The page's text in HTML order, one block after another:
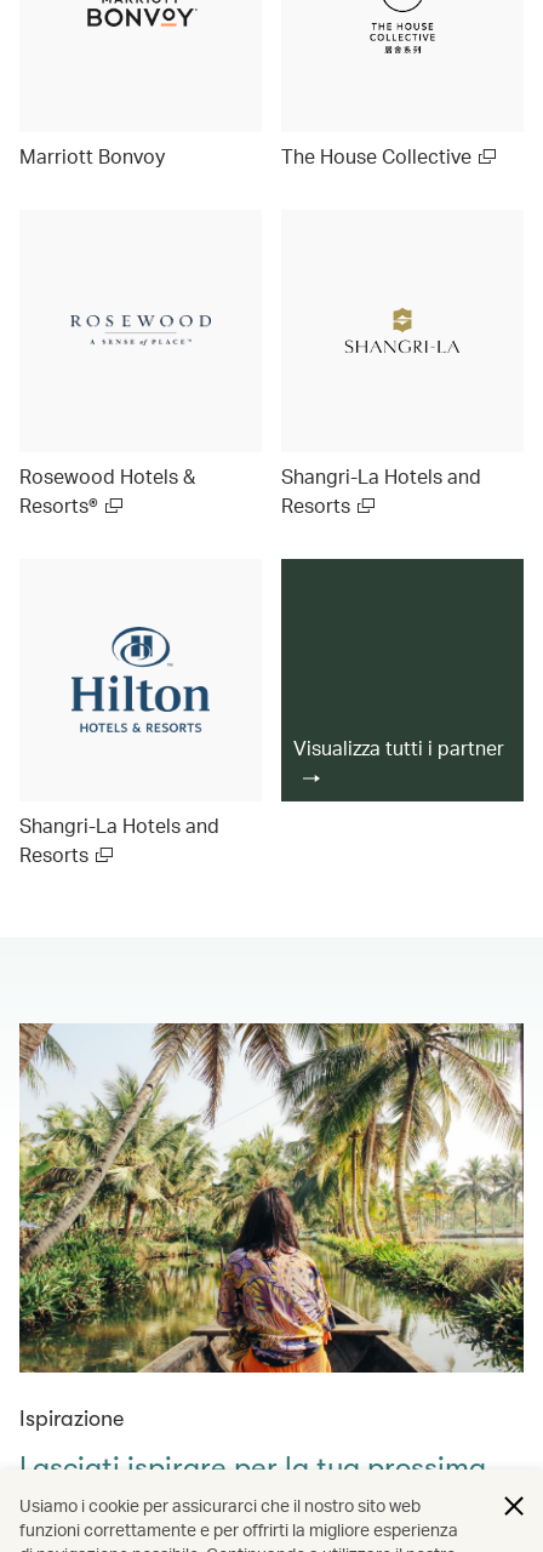
Marriott Bonvoy The House Collective
Rosewood Hotels &
Resorts®
Shangri-La Hotels and
Resorts
Shangri-La Hotels and
Resorts
Visualizza tutti i partner
Ispirazione
Lasciati ispirare per la tua prossima
avventura
Usiamo i cookie per assicurarci che il nostro sito web
funzioni correttamente e per offrirti la migliore esperienza